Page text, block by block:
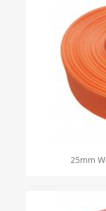
25mm